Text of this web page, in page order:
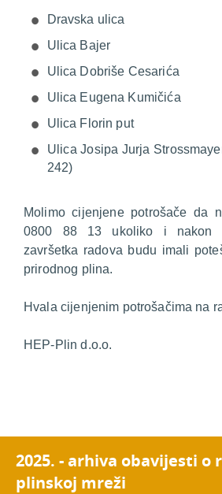
Dravska ulica
Ulica Bajer
Ulica Dobriše Cesarića
Ulica Eugena Kumičića
Ulica Florin put
Ulica Josipa Jurja
242)
Molimo cijenjene potrošače da
0800 88 13 ukoliko i nakon
završetka radova budu imali
prirodnog plina.
Hvala cijenjenim potrošačima na
HEP-Plin d.o.o.
2025. - arhiva obavijesti o
plinskoj mreži